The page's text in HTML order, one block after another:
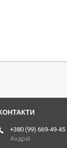
+380 (99) 669-49-45
Андрій